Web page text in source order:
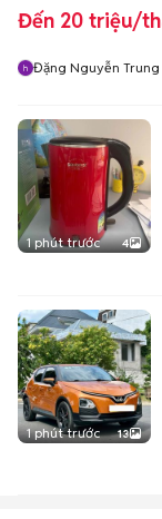
Đến 20 triệu/
Đặng Nguyễn Trung
1 phút trước 4
1 phút trước 13